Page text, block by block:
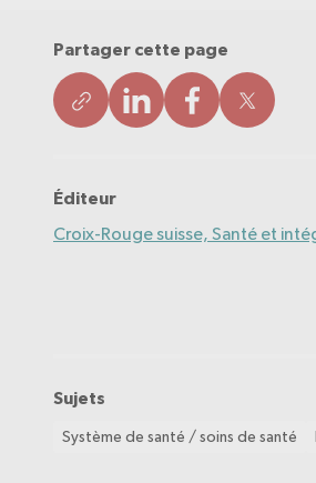
Partager cette page
Éditeur
Croix-Rouge suisse, Santé et
Sujets
Système de santé / soins de santé